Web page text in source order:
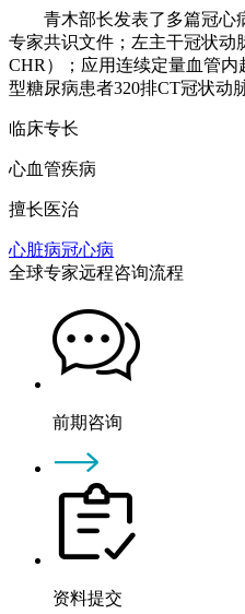
青木部长发表了多篇冠心
专家共识文件；左主干冠状动
CHR）；应用连续定量血管
型糖尿病患者320排CT冠状动
临床专长
心血管疾病
擅长医治
心脏病冠心病
全球专家远程咨询流程
前期咨询
资料提交